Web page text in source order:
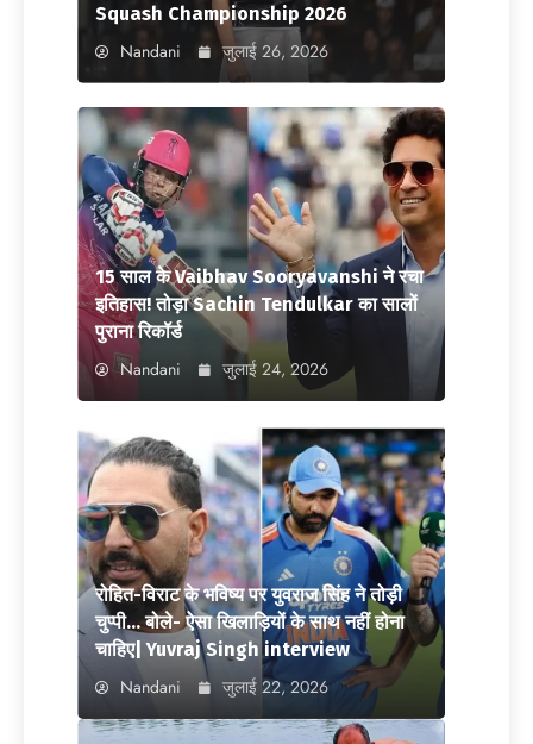
Squash Championship 2026
Nandani जुलाई 26, 2026
15 साल के Vaibhav Sooryavanshi ने रचा
इतिहास! तोड़ा Sachin Tendulkar का सालों
पुराना रिकॉर्ड
Nandani जुलाई 24, 2026
रोहित-विराट के भविष्य पर युवराज सिंह ने तोड़ी
चुप्पी… बोले- ऐसा खिलाड़ियों के साथ नहीं होना
चाहिए| Yuvraj Singh interview
Nandani जुलाई 22, 2026